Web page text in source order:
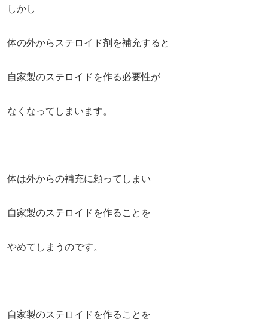
しかし
体の外からステロイド剤を補充すると
自家製のステロイドを作る必要性が
なくなってしまいます。
体は外からの補充に頼ってしまい
自家製のステロイドを作ることを
やめてしまうのです。
自家製のステロイドを作ることを